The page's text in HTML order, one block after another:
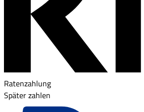
Ratenzahlung
Später zahlen